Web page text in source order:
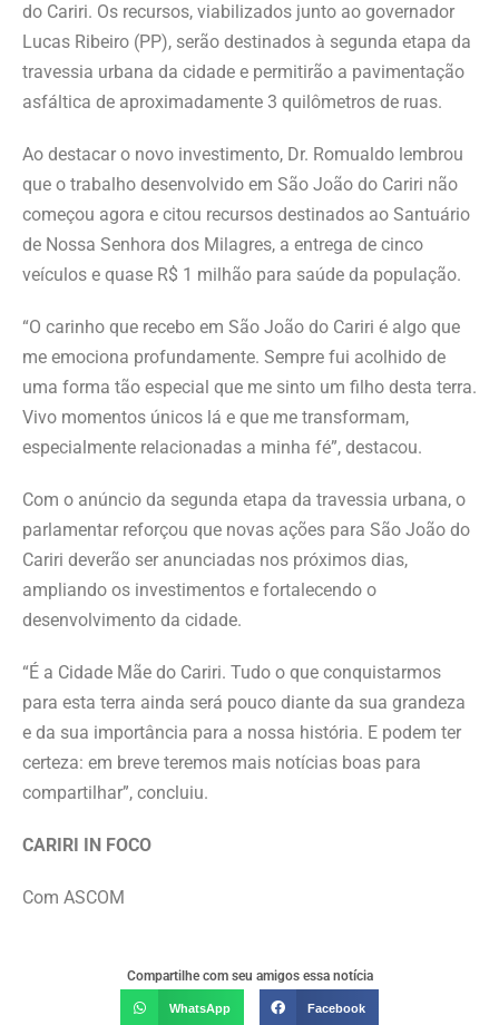
do Cariri. Os recursos, viabilizados junto ao governador
Lucas Ribeiro (PP), serão destinados à segunda etapa da
travessia urbana da cidade e permitirão a pavimentação
asfáltica de aproximadamente 3 quilômetros de ruas.
Ao destacar o novo investimento, Dr. Romualdo lembrou
que o trabalho desenvolvido em São João do Cariri não
começou agora e citou recursos destinados ao Santuário
de Nossa Senhora dos Milagres, a entrega de cinco
veículos e quase R$ 1 milhão para saúde da população.
“O carinho que recebo em São João do Cariri é algo que
me emociona profundamente. Sempre fui acolhido de
uma forma tão especial que me sinto um filho desta terra.
Vivo momentos únicos lá e que me transformam,
especialmente relacionadas a minha fé”, destacou.
Com o anúncio da segunda etapa da travessia urbana, o
parlamentar reforçou que novas ações para São João do
Cariri deverão ser anunciadas nos próximos dias,
ampliando os investimentos e fortalecendo o
desenvolvimento da cidade.
“É a Cidade Mãe do Cariri. Tudo o que conquistarmos
para esta terra ainda será pouco diante da sua grandeza
e da sua importância para a nossa história. E podem ter
certeza: em breve teremos mais notícias boas para
compartilhar”, concluiu.
CARIRI IN FOCO
Com ASCOM
Compartilhe com seu amigos essa notícia
WhatsApp Facebook